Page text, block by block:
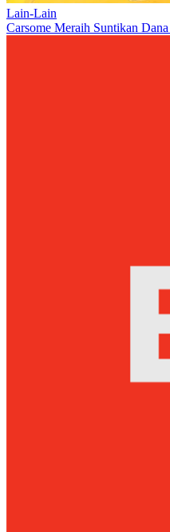
Lain-Lain
Carsome Meraih Suntikan